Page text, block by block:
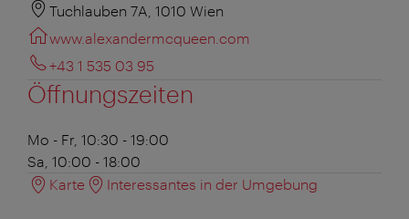
Tuchlauben 7A, 1010 Wien
www.alexandermcqueen.com
+43 1 535 03 95
Öffnungszeiten
Mo - Fr, 10:30 - 19:00
Sa, 10:00 - 18:00
Karte
Interessantes in der Umgebung